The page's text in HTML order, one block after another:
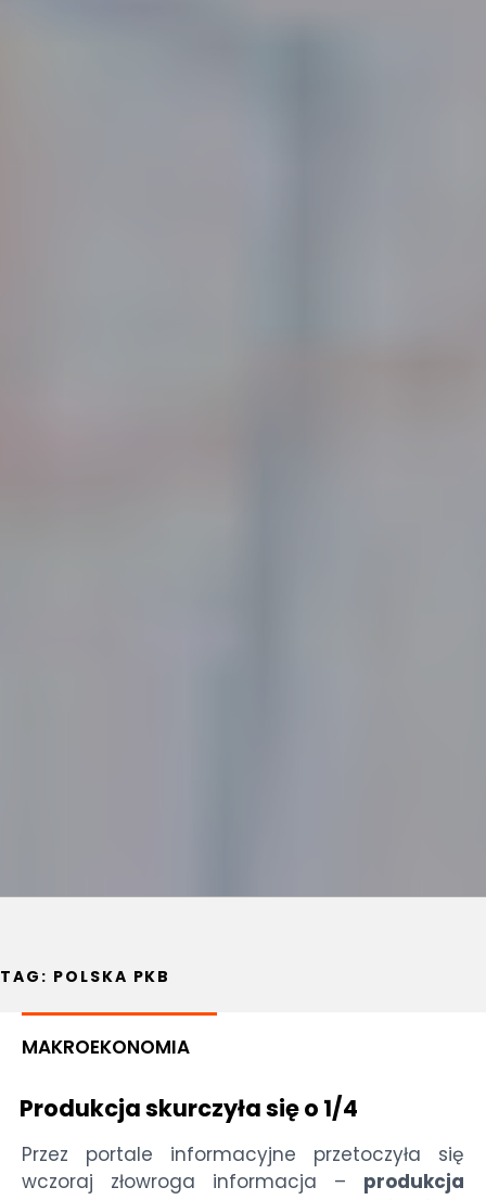
TAG: POLSKA PKB
MAKROEKONOMIA
Produkcja skurczyła się o 1/4
Przez portale informacyjne przetoczyła się
wczoraj złowroga informacja – produkcja